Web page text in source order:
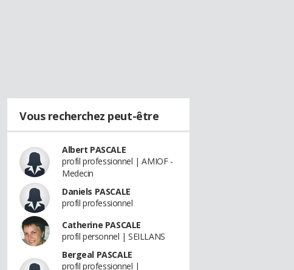
Vous recherchez peut-être
Albert PASCALE
profil professionnel | AMIOF -
Medecin
Daniels PASCALE
profil professionnel
Catherine PASCALE
profil personnel | SEILLANS
Bergeal PASCALE
profil professionnel |